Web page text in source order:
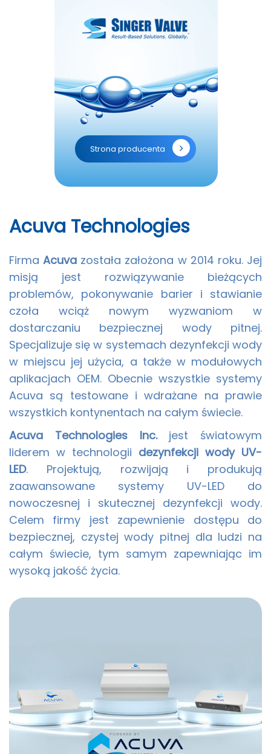
Strona producenta
Acuva Technologies
FirmaAcuva została założona w 2014 roku. Jej
misją jest rozwiązywanie bieżących
problemów, pokonywanie barier i stawianie
czoła wciąż nowym wyzwaniom w
dostarczaniu bezpiecznej wody pitnej.
Specjalizuje się w systemach dezynfekcji wody
w miejscu jej użycia, a także w modułowych
aplikacjach OEM. Obecnie wszystkie systemy
Acuva są testowane i wdrażane na prawie
wszystkich kontynentach na całym świecie.
Acuva Technologies Inc.jest światowym
liderem w technologii dezynfekcji wody UV-
LED. Projektują, rozwijają i produkują
zaawansowane systemy UV-LED do
nowoczesnej i skutecznej dezynfekcji wody.
Celem firmy jest zapewnienie dostępu do
bezpiecznej, czystej wody pitnej dla ludzi na
całym świecie, tym samym zapewniając im
wysoką jakość życia.